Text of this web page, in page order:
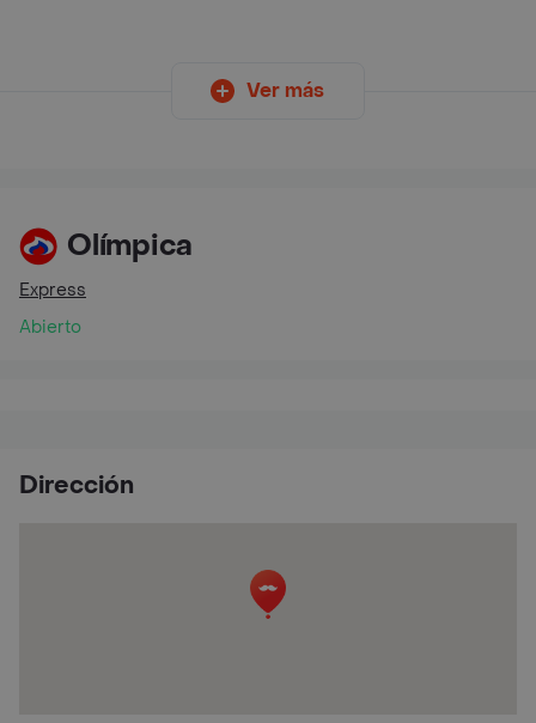
Ver más
Olímpica
Express
Abierto
Dirección